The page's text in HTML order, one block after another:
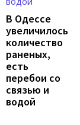
В Одессе
увеличилось
количество
раненых,
есть
перебои со
связью и
водой